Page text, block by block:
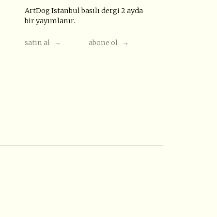
ArtDog Istanbul basılı dergi 2 ayda
bir yayımlanır.
satın al → abone ol →